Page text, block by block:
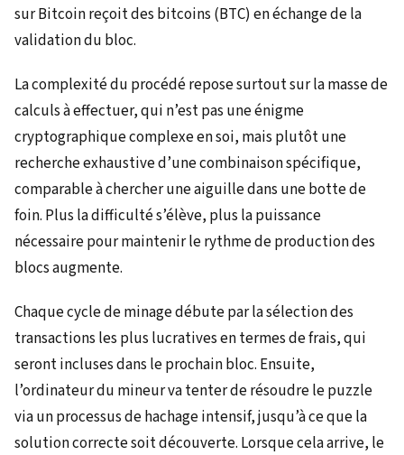
sur Bitcoin reçoit des bitcoins (BTC) en échange de la
validation du bloc.
La complexité du procédé repose surtout sur la masse de
calculs à effectuer, qui n’est pas une énigme
cryptographique complexe en soi, mais plutôt une
recherche exhaustive d’une combinaison spécifique,
comparable à chercher une aiguille dans une botte de
foin. Plus la difficulté s’élève, plus la puissance
nécessaire pour maintenir le rythme de production des
blocs augmente.
Chaque cycle de minage débute par la sélection des
transactions les plus lucratives en termes de frais, qui
seront incluses dans le prochain bloc. Ensuite,
l’ordinateur du mineur va tenter de résoudre le puzzle
via un processus de hachage intensif, jusqu’à ce que la
solution correcte soit découverte. Lorsque cela arrive, le